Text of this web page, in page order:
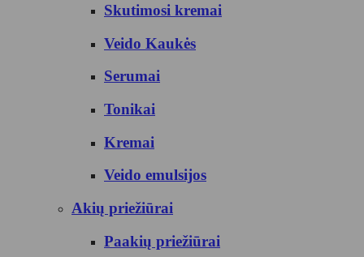
Skutimosi kremai
Veido Kaukės
Serumai
Tonikai
Kremai
Veido emulsijos
Akių priežiūrai
Paakių priežiūrai